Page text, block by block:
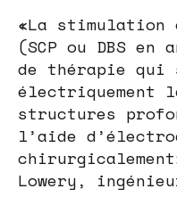
«La stimulation
(SCP ou DBS
de thérapie qui
électriquement
structures
l’aide
Lowery,